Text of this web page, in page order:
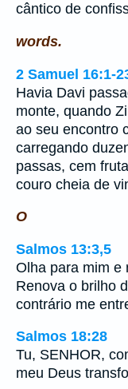
cântico de
words.
2 Samuel 16:1-
Havia Davi
monte, quando
ao seu encontro
carregando
passas, cem
couro cheia de
O
Salmos 13:3,5
Olha para mim e
Renova o brilho
contrário me
Salmos 18:28
Tu, SENHOR,
meu Deus